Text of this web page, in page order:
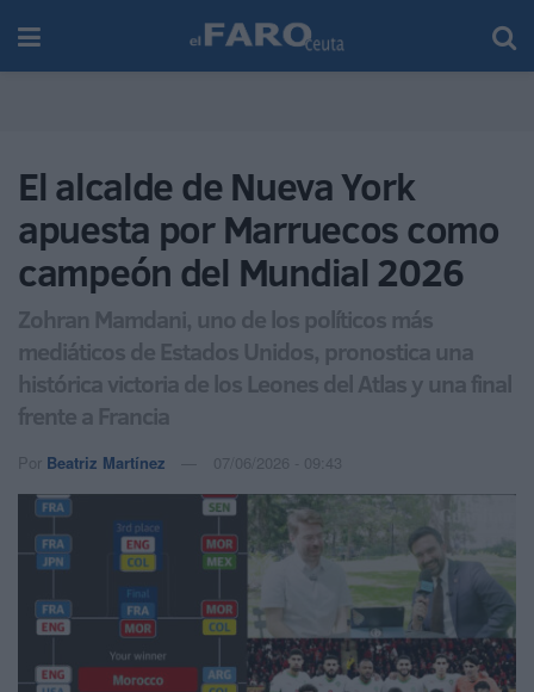
El alcalde de Nueva York
apuesta por Marruecos como
campeón del Mundial 2026
Zohran Mamdani, uno de los políticos más
mediáticos de Estados Unidos, pronostica una
histórica victoria de los Leones del Atlas y una final
frente a Francia
Por Beatriz Martínez 07/06/2026 - 09:43